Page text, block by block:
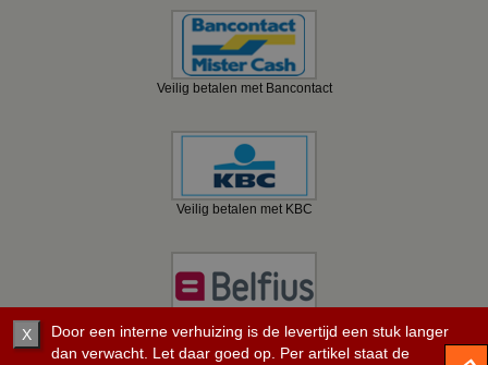
Veilig betalen met Bancontact
Veilig betalen met KBC
Veilig betalen met Belfius
X
Door een interne verhuizing is de levertijd een stuk langer
dan verwacht. Let daar goed op. Per artikel staat de